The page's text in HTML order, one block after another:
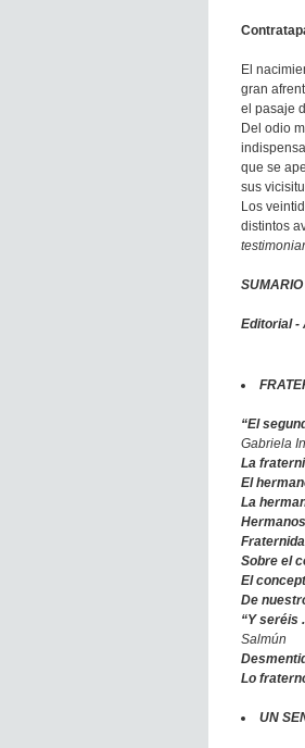
El
gran
el pasaje
Del odio
que se
sus
Los
distintos
SUMARIO
Editorial -
“El
Gabriela
La
El
La
Hermanos
Sobre el
El
De
“Y seréis
Salmún
Lo
UN